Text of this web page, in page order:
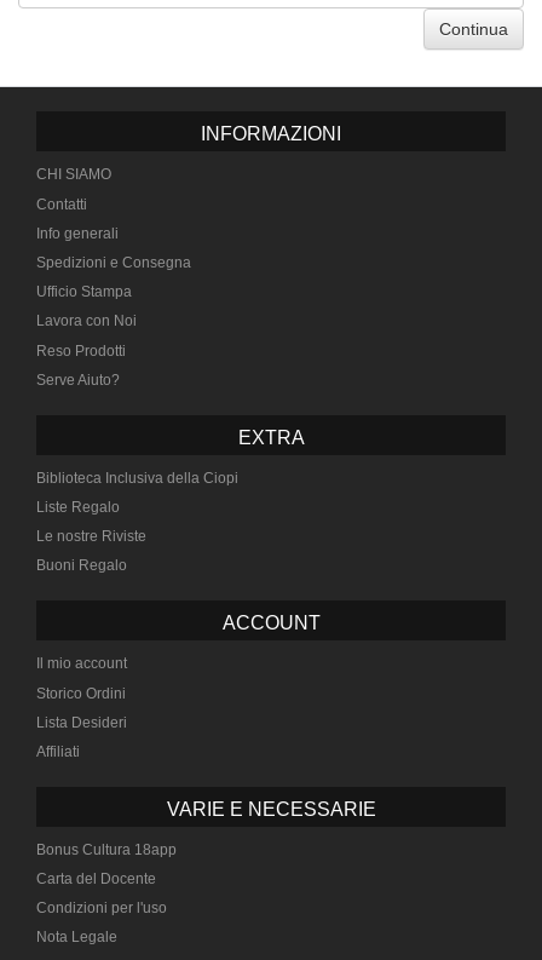
Continua
INFORMAZIONI
CHI SIAMO
Contatti
Info generali
Spedizioni e Consegna
Ufficio Stampa
Lavora con Noi
Reso Prodotti
Serve Aiuto?
EXTRA
Biblioteca Inclusiva della Ciopi
Liste Regalo
Le nostre Riviste
Buoni Regalo
ACCOUNT
Il mio account
Storico Ordini
Lista Desideri
Affiliati
VARIE E NECESSARIE
Bonus Cultura 18app
Carta del Docente
Condizioni per l'uso
Nota Legale